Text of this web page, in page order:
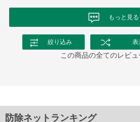
もっと見る
絞り込み 表
この商品の全てのレビュ
防除ネットランキング